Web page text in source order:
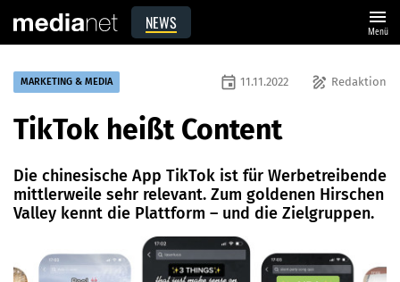
NEWS menu
Menü
MARKETING & MEDIA draw Redaktion
event 11.11.2022
TikTok heißt Content
Die chinesische App TikTok ist für Werbetreibende
mittlerweile sehr relevant. Zum goldenen Hirschen
Valley kennt die Plattform – und die Zielgruppen.